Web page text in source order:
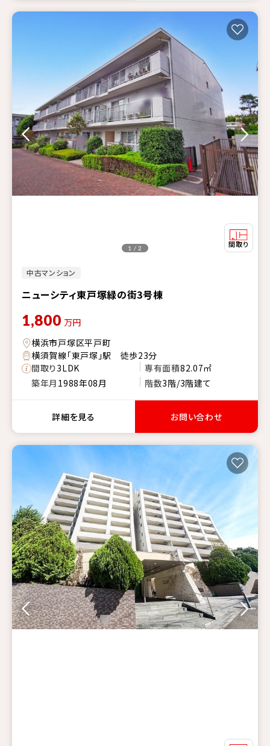
中古マンション
ニューシティ東戸塚緑の街3号棟
1 / 2
1,800 万円
横浜市戸塚区平戸町
横須賀線「東戸塚」駅 徒歩23分
間取り3LDK 専有面積82.07㎡
築年月 1988年08月 階数3階/3階建て
詳細を見る お問い合わせ